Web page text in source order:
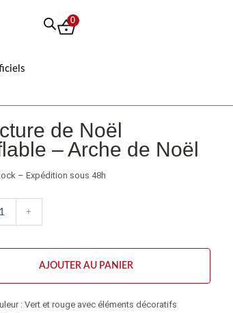
0
de Noël
– Arche de Noël
– Expédition sous 48h
+
AJOUTER AU PANIER
: Vert et rouge avec éléments décoratifs